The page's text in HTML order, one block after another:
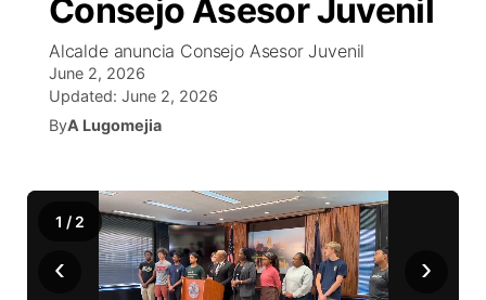
EEUU
Tiroteos
México
Conflicto Rusia Ucrania
Deportes
Telemundo Noticias
Reglas de Concursos
Tu Canal
Veo Telemundo
Cancelaciones
Contacto
Region: Central
Consejo Asesor Juvenil
Alcalde anuncia Consejo Asesor Juvenil
June 2, 2026
Updated: June 2, 2026
ByA Lugomejia
‹ ›
1 / 2